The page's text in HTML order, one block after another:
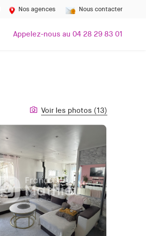
Nos agences Nous contacter
Appelez-nous au 04 28 29 83 01
Voir les photos (13)